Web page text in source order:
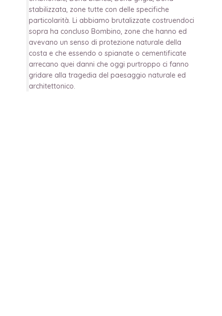
stabilizzata, zone tutte con delle specifiche
particolarità. Li abbiamo brutalizzate costruendoci
sopra ha concluso Bombino, zone che hanno ed
avevano un senso di protezione naturale della
costa e che essendo o spianate o cementificate
arrecano quei danni che oggi purtroppo ci fanno
gridare alla tragedia del paesaggio naturale ed
architettonico.